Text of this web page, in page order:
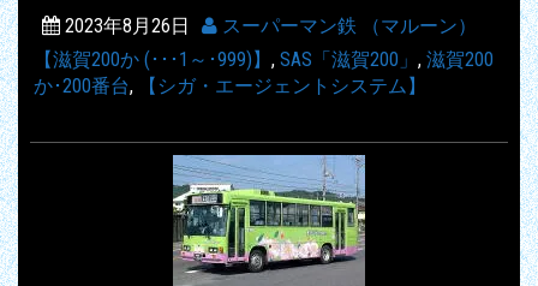
2023年8月26日
スーパーマン鉄 （マルーン）
【滋賀200か (･･･1～･999)】 , SAS「滋賀200」 , 滋賀200
か･200番台, 【シガ・エージェントシステム】